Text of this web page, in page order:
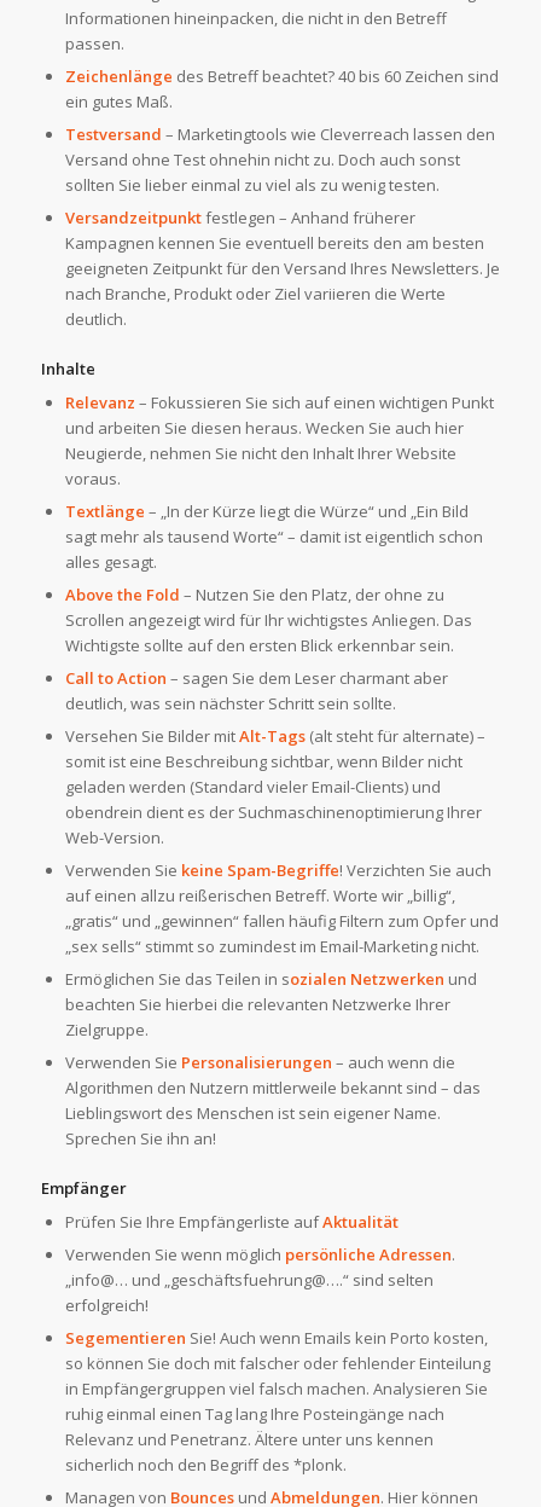
Informationen hineinpacken, die nicht in den Betreff
passen.
Zeichenlänge des Betreff beachtet? 40 bis 60 Zeichen sind
ein gutes Maß.
Testversand – Marketingtools wie Cleverreach lassen den
Versand ohne Test ohnehin nicht zu. Doch auch sonst
sollten Sie lieber einmal zu viel als zu wenig testen.
Versandzeitpunktfestlegen – Anhand früherer
Kampagnen kennen Sie eventuell bereits den am besten
geeigneten Zeitpunkt für den Versand Ihres Newsletters. Je
nach Branche, Produkt oder Ziel variieren die Werte
deutlich.
Inhalte
Relevanz – Fokussieren Sie sich auf einen wichtigen Punkt
und arbeiten Sie diesen heraus. Wecken Sie auch hier
Neugierde, nehmen Sie nicht den Inhalt Ihrer Website
voraus.
Textlänge – „In der Kürze liegt die Würze“ und „Ein Bild
sagt mehr als tausend Worte“ – damit ist eigentlich schon
alles gesagt.
Above the Fold – Nutzen Sie den Platz, der ohne zu
Scrollen angezeigt wird für Ihr wichtigstes Anliegen. Das
Wichtigste sollte auf den ersten Blick erkennbar sein.
Call to Action – sagen Sie dem Leser charmant aber
deutlich, was sein nächster Schritt sein sollte.
Versehen Sie Bilder mitAlt-Tags(alt steht für alternate) –
somit ist eine Beschreibung sichtbar, wenn Bilder nicht
geladen werden (Standard vieler Email-Clients) und
obendrein dient es der Suchmaschinenoptimierung Ihrer
Web-Version.
Verwenden Sie keine Spam-Begriffe! Verzichten Sie auch
auf einen allzu reißerischen Betreff. Worte wir „billig“,
„gratis“ und „gewinnen“ fallen häufig Filtern zum Opfer und
„sex sells“ stimmt so zumindest im Email-Marketing nicht.
Ermöglichen Sie das Teilen in sozialen Netzwerken und
beachten Sie hierbei die relevanten Netzwerke Ihrer
Zielgruppe.
Verwenden Sie Personalisierungen – auch wenn die
Algorithmen den Nutzern mittlerweile bekannt sind – das
Lieblingswort des Menschen ist sein eigener Name.
Sprechen Sie ihn an!
Empfänger
Prüfen Sie Ihre Empfängerliste aufAktualität
Verwenden Sie wenn möglich persönliche Adressen.
„info@… und „geschäftsfuehrung@….“ sind selten
erfolgreich!
Segementieren Sie! Auch wenn Emails kein Porto kosten,
so können Sie doch mit falscher oder fehlender Einteilung
in Empfängergruppen viel falsch machen. Analysieren Sie
ruhig einmal einen Tag lang Ihre Posteingänge nach
Relevanz und Penetranz. Ältere unter uns kennen
sicherlich noch den Begriff des *plonk.
Managen von Bouncesund Abmeldungen. Hier können